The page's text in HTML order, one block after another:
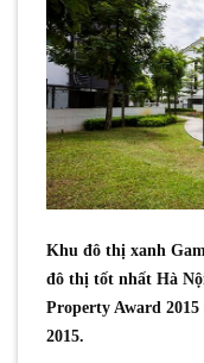
Khu đô thị xanh
đô thị tốt nhất Hà
Property Award
2015.